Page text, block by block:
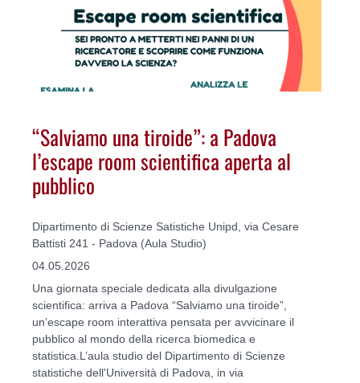
“Salviamo una tiroide”: a Padova
l’escape room scientifica aperta al
pubblico
Dipartimento di Scienze Satistiche Unipd, via Cesare
Battisti 241 - Padova (Aula Studio)
04.05.2026
Una giornata speciale dedicata alla divulgazione
scientifica: arriva a Padova “Salviamo una tiroide”,
un’escape room interattiva pensata per avvicinare il
pubblico al mondo della ricerca biomedica e
statistica.L’aula studio del Dipartimento di Scienze
statistiche dell'Università di Padova, in via